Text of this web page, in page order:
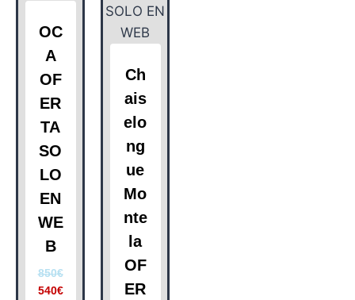
OC
A
OF
ER
TA
SO
LO
EN
WE
B
850€
540€
Ch
ais
elo
ng
ue
Mo
nte
la
OF
ER